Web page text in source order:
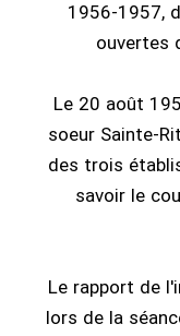
1956-1957,
ouvertes
Le 20 août
soeur Sainte-
des trois
savoir le
Le rapport de
lors de la